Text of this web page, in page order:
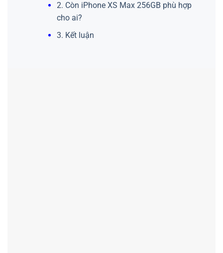
2. Còn iPhone XS Max 256GB phù hợp
cho ai?
3. Kết luận